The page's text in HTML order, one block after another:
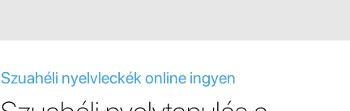
Szuahéli nyelvleckék online ingyen